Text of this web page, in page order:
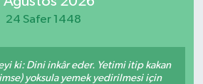
24 Safer 1448
ki: Dini inkâr eder. Yetimi itip kakan
yoksula yemek yedirilmesi için